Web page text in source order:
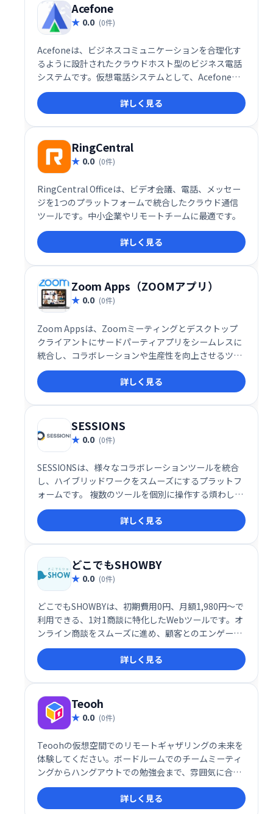
Acefone
0.0 (0件)
Acefoneは、ビジネスコミュニケーションを合理化す
るように設計されたクラウドホスト型のビジネス電話
システムです。仮想電話システムとして、Acefone
は、より効率的な顧客サービスとより簡単なチームコ
ラボレーションのための多用途の電話システムを持つ
ことから企業が利益を得るのを助けることができま
す。
詳しく見る
RingCentral
0.0 (0件)
RingCentral Officeは、ビデオ会議、電話、メッセー
ジを1つのプラットフォームで統合したクラウド通信
ツールです。中小企業やリモートチームに最適です。
詳しく見る
Zoom Apps（ZOOMアプリ）
0.0 (0件)
Zoom Appsは、Zoomミーティングとデスクトップ
クライアントにサードパーティアプリをシームレスに
統合し、コラボレーションや生産性を向上させるツー
ルです。現在約50種類のアプリが利用可能で、エンタ
ーテインメントも強化します。会議中にアプリを直接
起動し、より効率的で充実したミーティングを実現で
きます。
詳しく見る
SESSIONS
0.0 (0件)
SESSIONSは、様々なコラボレーションツールを統合
し、ハイブリッドワークをスムーズにするプラットフ
ォームです。 複数のツールを個別に操作する煩わしさ
を解消し、1つの場所で全てのコミュニケーションを
管理できます。 効率的な情報共有と円滑なチームワー
クを実現し、生産性の向上に貢献します。
詳しく見る
どこでもSHOWBY
0.0 (0件)
どこでもSHOWBYは、初期費用0円、月額1,980円～で
利用できる、1対1商談に特化したWebツールです。オ
ンライン商談をスムーズに進め、顧客とのエンゲージ
メントを高めます。手軽に導入でき、効率的な営業活
動を実現します。
詳しく見る
Teooh
0.0 (0件)
Teoohの仮想空間でのリモートギャザリングの未来を
体験してください。ボードルームでのチームミーティ
ングからハングアウトでの勉強会まで、雰囲気に合っ
た最適な部屋を選択してください。あなたが本当にお
互いの部屋にいるようにチャットしてください。
詳しく見る